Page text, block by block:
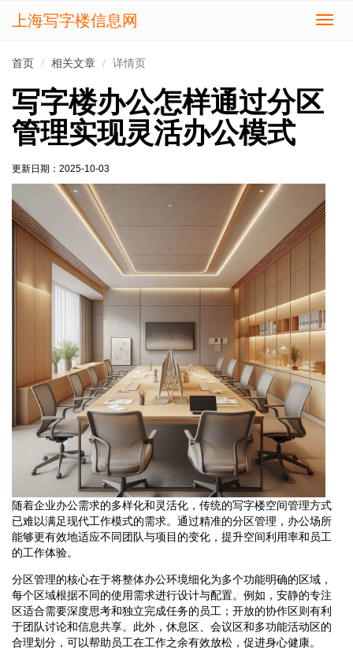
切
上海写字楼信息网
首页 相关文章 详情页
写字楼办公怎样通过分区
管理实现灵活办公模式
更新日期： 2025-10-03
随着企业办公需求的多样化和灵活化，传统的写字楼空间管理方式
已难以满足现代工作模式的需求。通过精准的分区管理，办公场所
能够更有效地适应不同团队与项目的变化，提升空间利用率和员工
的工作体验。
分区管理的核心在于将整体办公环境细化为多个功能明确的区域，
每个区域根据不同的使用需求进行设计与配置。例如，安静的专注
区适合需要深度思考和独立完成任务的员工；开放的协作区则有利
于团队讨论和信息共享。此外，休息区、会议区和多功能活动区的
合理划分，可以帮助员工在工作之余有效放松，促进身心健康。